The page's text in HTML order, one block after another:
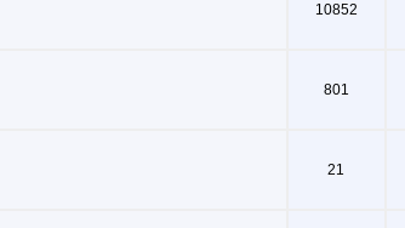
10852
801
21